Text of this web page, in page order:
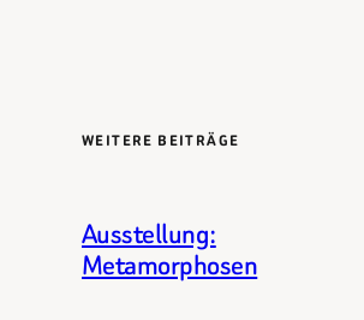
WEITERE BEITRÄGE
Ausstellung:
Metamorphosen